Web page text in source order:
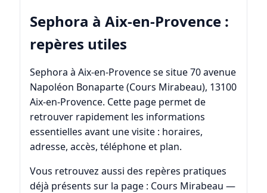
Sephora à Aix-en-Provence :
repères utiles
Sephora à Aix-en-Provence se situe 70 avenue
Napoléon Bonaparte (Cours Mirabeau), 13100
Aix-en-Provence. Cette page permet de
retrouver rapidement les informations
essentielles avant une visite : horaires,
adresse, accès, téléphone et plan.
Vous retrouvez aussi des repères pratiques
déjà présents sur la page : Cours Mirabeau —